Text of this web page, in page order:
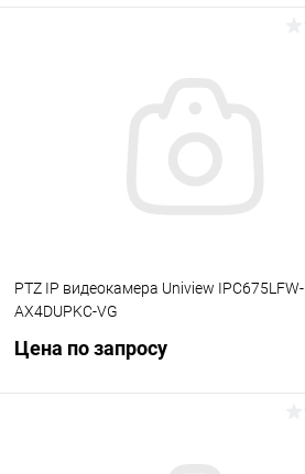
PTZ IP видеокамера Uniview IPC675LFW-
AX4DUPKC-VG
Цена по запросу